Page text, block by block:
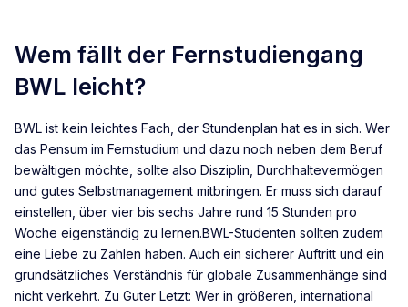
Wem fällt der Fernstudiengang
BWL leicht?
BWL ist kein leichtes Fach, der Stundenplan hat es in sich. Wer
das Pensum im Fernstudium und dazu noch neben dem Beruf
bewältigen möchte, sollte also Disziplin, Durchhaltevermögen
und gutes Selbstmanagement mitbringen. Er muss sich darauf
einstellen, über vier bis sechs Jahre rund 15 Stunden pro
Woche eigenständig zu lernen.BWL-Studenten sollten zudem
eine Liebe zu Zahlen haben. Auch ein sicherer Auftritt und ein
grundsätzliches Verständnis für globale Zusammenhänge sind
nicht verkehrt. Zu Guter Letzt: Wer in größeren, international